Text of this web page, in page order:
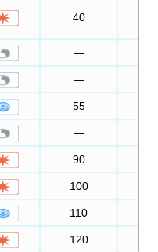
40
—
—
55
—
90
100
110
120